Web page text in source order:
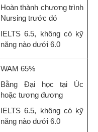
Hoàn thành chương trình
Nursing trước đó
IELTS 6.5, không có kỹ
năng nào dưới 6.0
WAM 65%
Bằng Đại học tại Úc
hoặc tương đương
IELTS 6.5, không có kỹ
năng nào dưới 6.0